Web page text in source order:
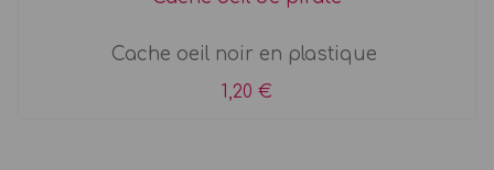
Cache oeil noir en plastique
1,20 €